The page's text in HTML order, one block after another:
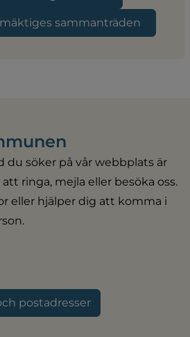
sammanträden
du söker på vår webbplats är
ringa, mejla eller besöka oss.
eller hjälper dig att komma i
postadresser